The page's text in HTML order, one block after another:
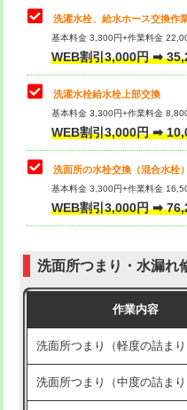
業）
排水管工事（排水管工事/3ｍ
排水管工事（追加 排水管工
え）
マス交換（土の掘削・埋め
マス交換（深さ50㎝未満）
マス交換（深さ50㎝以上）
モルタル補修（厚さ10㎝まで
モルタル補修（厚さ10㎝超え
洗面台設置
キッチンタンク脱着
その他部品の脱着
交換・取付（タンク）
交換・取付(単水栓（壁付・
式）)
交換・取付(混合水栓（壁付
式・ワンホール）)
（P/S/ポップアップ））
交換・取付（その他部品）
持込商品取付（単水栓）
持込商品取付（混合水栓）
持込商品取付（浄水器・分
洗濯水栓、給水ホース交換作
基本料金 3,300円+作業料金
WEB割引3,000円 ➡
洗濯水栓給水栓上部交換
基本料金 3,300円+作業料金
WEB割引3,000円 ➡
洗面所の水栓交換（混合水栓）
基本料金 3,300円+作業料金
WEB割引3,000円 ➡
洗面所つまり・水漏れ
作業内容
洗面所つまり（軽度の詰まり
洗面所つまり（中度の詰まり